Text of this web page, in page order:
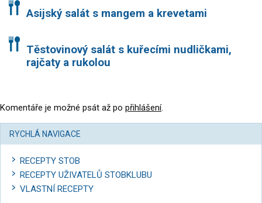
Asijský salát s mangem a krevetami
Těstovinový salát s kuřecími nudličkami,
rajčaty a rukolou
Komentáře je možné psát až po přihlášení.
RYCHLÁ NAVIGACE
RECEPTY STOB
RECEPTY UŽIVATELŮ STOBKLUBU
VLASTNÍ RECEPTY